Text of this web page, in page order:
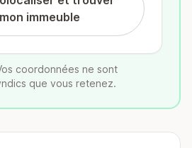
mon immeuble
coordonnées ne sont
que vous retenez.